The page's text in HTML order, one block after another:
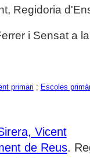
Regidoria
i Sensat a
primari ; Escoles
Vicent
de Reus.